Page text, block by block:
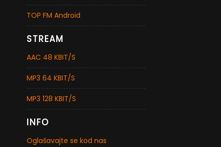
TOP FM Android
STREAM
AAC 48 KBIT/S
MP3 64 KBIT/S
MP3 128 KBIT/S
INFO
Oglašavajte se kod nas